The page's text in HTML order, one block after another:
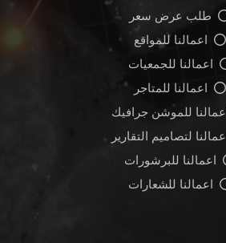
طلب عرض سعر
اعمالنا للمواقع
اعمالنا للجمعيات
اعمالنا للمتاجر
اعمالنا للموشن جرافيك
اعمالنا لتصاميم التقارير
اعمالنا للبرشورات
اعمالنا للشعارات